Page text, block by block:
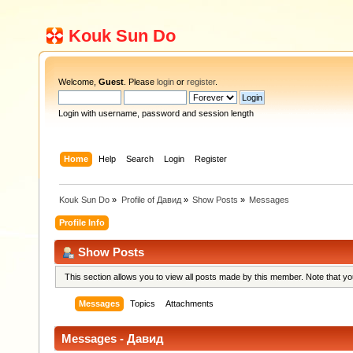
Kouk Sun Do
Welcome, Guest . Please login or register.
Login with username, password and session length
Home Help Search Login Register
Kouk Sun Do » Profile of Давид» Show Posts » Messages
Profile Info
Show Posts
This section allows you to view all posts made by this member. Note that
Messages Topics Attachments
Messages - Давид